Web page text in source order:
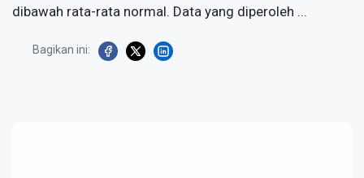
dibawah rata-rata normal. Data yang diperoleh ...
Bagikan ini: